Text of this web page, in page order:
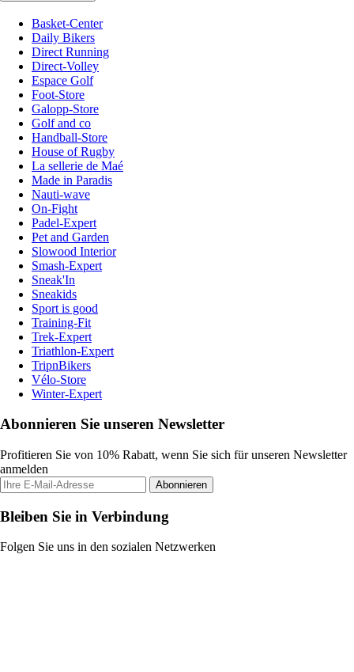
Basket-Center
Daily Bikers
Direct Running
Direct-Volley
Espace Golf
Foot-Store
Galopp-Store
Golf and co
Handball-Store
House of Rugby
La sellerie de Maé
Made in Paradis
Nauti-wave
On-Fight
Padel-Expert
Pet and Garden
Slowood Interior
Smash-Expert
Sneak'In
Sneakids
Sport is good
Training-Fit
Trek-Expert
Triathlon-Expert
TripnBikers
Vélo-Store
Winter-Expert
Abonnieren Sie unseren Newsletter
Profitieren Sie von 10% Rabatt, wenn Sie sich für unseren Newsletter
anmelden
Abonnieren
Bleiben Sie in Verbindung
Folgen Sie uns in den sozialen Netzwerken